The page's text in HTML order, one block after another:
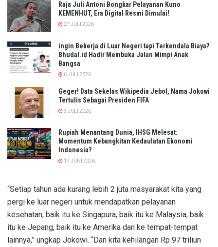
Raja Juli Antoni Bongkar Pelayanan Kuno
KEMENHUT, Era Digital Resmi Dimulai!
27 JULI 2026
ingin Bekerja di Luar Negeri tapi Terkendala Biaya?
Bhudal.id Hadir Membuka Jalan Mimpi Anak
Bangsa
6 JULI 2026
Geger! Data Sekelas Wikipedia Jebol, Nama Jokowi
Tertulis Sebagai Presiden FIFA
3 JULI 2026
Rupiah Menantang Dunia, IHSG Melesat:
Momentum Kebangkitan Kedaulatan Ekonomi
Indonesia?
17 JUNI 2026
“Setiap tahun ada kurang lebih 2 juta masyarakat kita yang
pergi ke luar negeri untuk mendapatkan pelayanan
kesehatan, baik itu ke Singapura, baik itu ke Malaysia, baik
itu ke Jepang, baik itu ke Amerika dan ke tempat-tempat
lainnya,” ungkap Jokowi. “Dan kita kehilangan Rp 97 triliun